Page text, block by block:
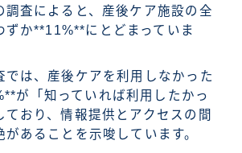
調査によると、産後ケア施設の全
ずか**11%**にとどまっていま
では、産後ケアを利用しなかった
が「知っていれば利用したかっ
ており、情報提供とアクセスの間
があることを示唆しています。